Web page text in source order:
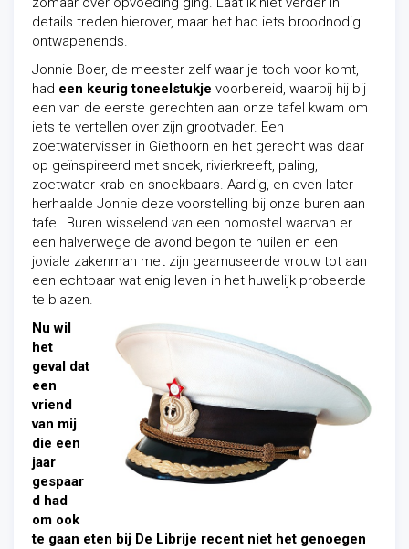
details treden hierover, maar het had iets broodnodig
ontwapenends.
Jonnie Boer, de meester zelf waar je toch voor komt,
had een keurig toneelstukje voorbereid, waarbij hij bij
een van de eerste gerechten aan onze tafel kwam om
iets te vertellen over zijn grootvader. Een
zoetwatervisser in Giethoorn en het gerecht was daar
op geïnspireerd met snoek, rivierkreeft, paling,
zoetwater krab en snoekbaars. Aardig, en even later
herhaalde Jonnie deze voorstelling bij onze buren aan
tafel. Buren wisselend van een homostel waarvan er
een halverwege de avond begon te huilen en een
joviale zakenman met zijn geamuseerde vrouw tot aan
een echtpaar wat enig leven in het huwelijk probeerde
te blazen.
Nu wil
het
geval dat
een
vriend
van mij
die een
jaar
gespaar
d had
om ook
te gaan eten bij De Librije recent niet het genoegen